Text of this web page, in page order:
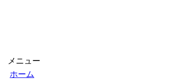
メニュー
ホーム